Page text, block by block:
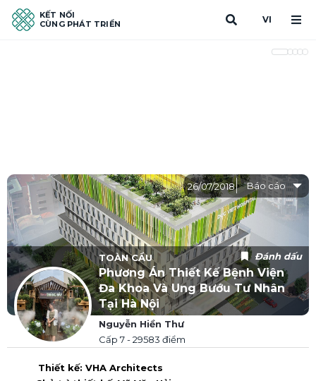
KẾT NỐI
CÙNG PHÁT TRIỂN
VI
Nguyễn Hiền Thư
Cấp 7 - 29583 điểm
Đánh dấu
TOÀN CẦU
Phương Án Thiết Kế Bệnh Viện
Đa Khoa Và Ung Bướu Tư Nhân
Tại Hà Nội
26/07/2018 Báo cáo
Thiết kế: VHA Architects